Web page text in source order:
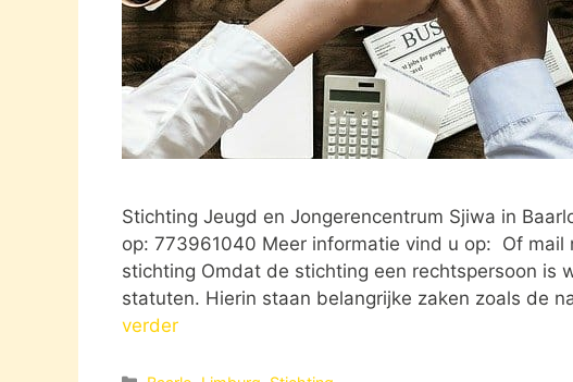
Stichting Jeugd en Jongerencentrum Sjiwa in
op: 773961040 Meer informatie vind u op: Of
stichting Omdat de stichting een rechtspersoon is
statuten. Hierin staan belangrijke zaken zoals de
verder